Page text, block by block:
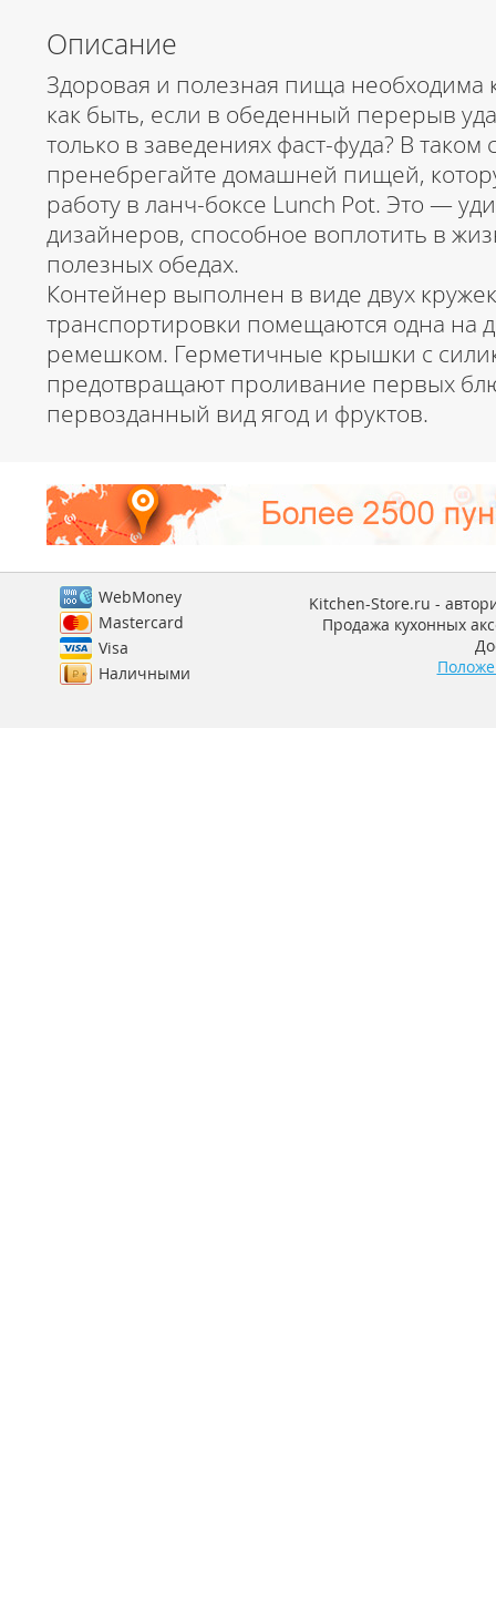
Описание
Здоровая и полезная пища необходима
как быть, если в обеденный перерыв
только в заведениях фаст-фуда? В таком
пренебрегайте домашней пищей,
работу в ланч-боксе Lunch Pot. Это —
дизайнеров, способное воплотить в
полезных обедах.
Контейнер выполнен в виде двух
транспортировки помещаются одна на
ремешком. Герметичные крышки с
предотвращают проливание первых
первозданный вид ягод и фруктов.
WebMoney
Mastercard
Visa
Наличными
Kitchen-Store.ru -
Продажа кухонных